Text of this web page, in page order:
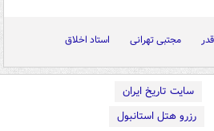
مجتبی تهرانی استاد اخلاق
سایت تاریخ ایران
رزرو هتل استانبول